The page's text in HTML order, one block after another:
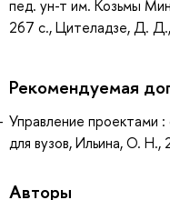
пед. ун-т им. Козьмы
267 с., Цителадзе, Д.
Рекомендуемая
Управление проектами
для вузов, Ильина, О. Н.,
Авторы